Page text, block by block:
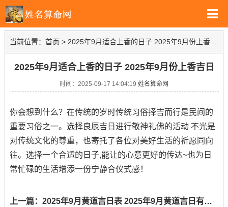
当前位置： 首页 > 2025年9月适合上香的日子 2025年9月份上香吉日
2025年9月适合上香的日子 2025年9月份上香吉日
时间：2025-09-17 14:04:19 姓名算命网
你会想到什么？在传统的岁时传统习俗择吉而行是民间的
重要习俗之一。选择良辰吉日进行敬神礼佛的活动 不光是
对传统文化的尊重，也寄托了各位对美好生活的祈愿同向
往。选择一个合适的日子,能让的心意更好的传达~也为日
常忙碌的生活增添一份宁静合仪式感！
上一篇： 2025年9月黄道吉日表 2025年9月黄道吉日有哪些